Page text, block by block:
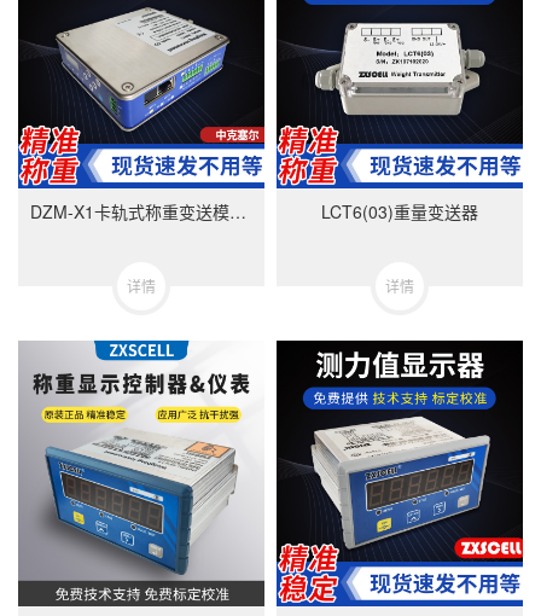
DZM-X1卡轨式称重变送模块-美国中克塞尔品牌
详情
LCT6(03)重量变送器
详情